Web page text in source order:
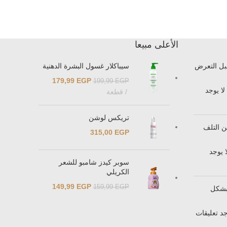
التعرض
لا يوجد
التلف
يوجد
بشكل
تعليقات
الأعلى مبيعا
سيباكلار غسول البشرة الدهنية
199,99EGP
179,99 EGP
قطعة
تريكس لوشن
315,00 EGP
سوبر كيدز شامبو للشعر
الكريلي
159,99EGP
149,99 EGP